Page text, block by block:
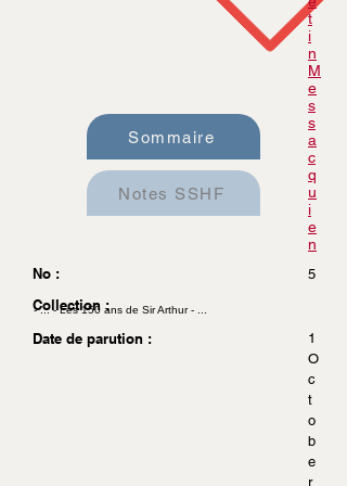
t
i
n
M
e
s
s
a
c
q
u
i
e
n
No :
5
Collection :
Date de parution :
1
O
c
t
o
b
e
r
Sommaire
Notes SSHF
- ... - Les 150 ans de Sir Arthur - ...